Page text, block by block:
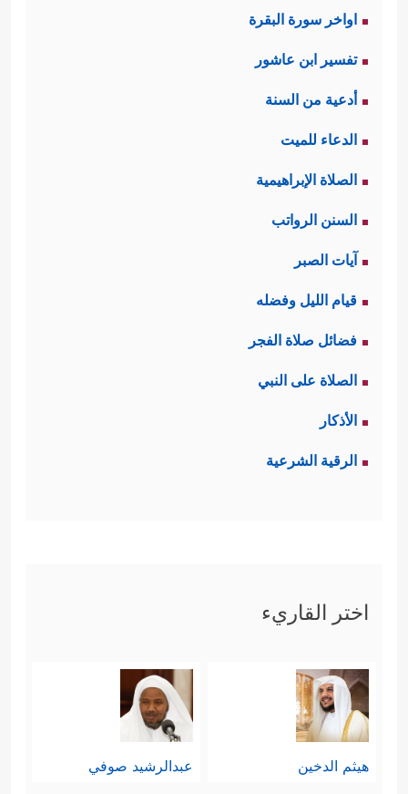
اواخر سورة البقرة
تفسير ابن عاشور
أدعية من السنة
الدعاء للميت
الصلاة الإبراهيمية
السنن الرواتب
آيات الصبر
قيام الليل وفضله
فضائل صلاة الفجر
الصلاة على النبي
الأذكار
الرقية الشرعية
اختر القاريء
هيثم الدخين عبدالرشيد صوفي